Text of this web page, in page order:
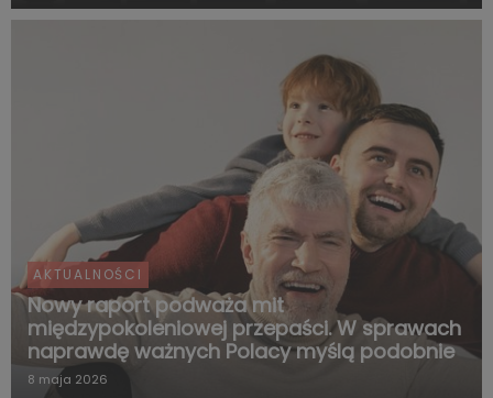
współpraca obejmie także wspólne działania skierowane
AKTUALNOŚCI
Nowy raport podważa mit
międzypokoleniowej przepaści. W sprawach
naprawdę ważnych Polacy myślą podobnie
8 maja 2026